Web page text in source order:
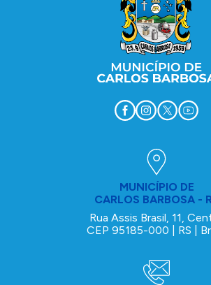
MUNICÍPIO DE
CARLOS BARBOSA -
Rua Assis Brasil, 11,
CEP 95185-000 | RS |